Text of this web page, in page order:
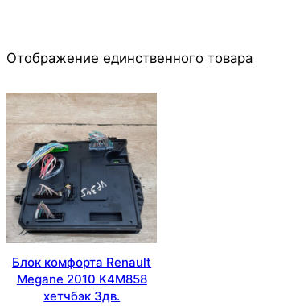
Отображение единственного товара
Блок комфорта Renault
Megane 2010 K4M858
хетчбэк 3дв.